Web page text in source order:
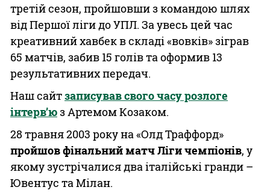
третій сезон, пройшовши з командою шлях
від Першої ліги до УПЛ. За увесь цей час
креативний хавбек в складі «вовків» зіграв
65 матчів, забив 15 голів та оформив 13
результативних передач.
Наш сайтзаписував свого часу розлоге
інтерв’юз Артемом Козаком.
28 травня 2003 року на «Олд Траффорд»
пройшов фінальний матч Ліги чемпіонів, у
якому зустрічалися два італійські гранди –
Ювентус та Мілан.